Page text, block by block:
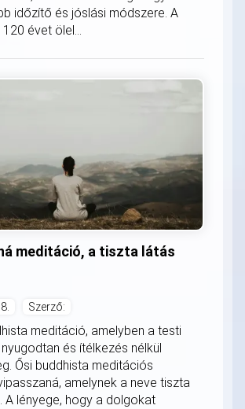
időzítő és jóslási módszere. A
évet ölel...
meditáció, a tiszta látás
Szerző:
meditáció, amelyben a testi
és ítélkezés nélkül
Ősi buddhista meditációs
amelynek a neve tiszta
A lényege, hogy a dolgokat